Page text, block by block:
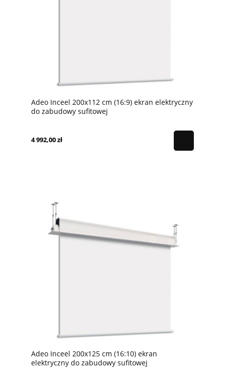
Adeo Inceel 200x112 cm (16:9) ekran elektryczny
do zabudowy sufitowej
4 992,00 zł
Adeo Inceel 200x125 cm (16:10) ekran
elektryczny do zabudowy sufitowej